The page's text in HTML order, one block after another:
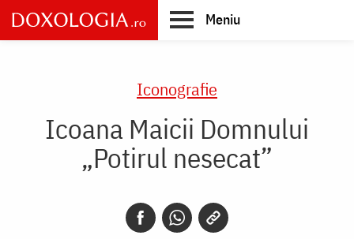
Skip
to
main
Meniu
Iconografie
Icoana Maicii Domnului
„Potirul nesecat”